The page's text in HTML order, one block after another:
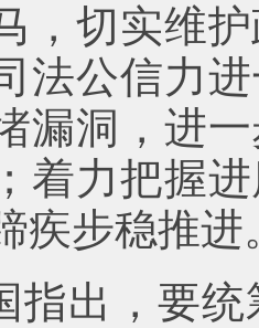
，切实维
法公信力
漏洞，进
着力把握
疾步稳推进
指出，要